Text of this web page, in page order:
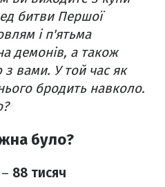
битви Першої
і п'ятьма
демонів, а також
вами. У той час як
бродить навколо.
було?
88 тисяч